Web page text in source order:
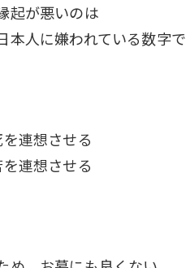
が悪いのは
本人に嫌われている数字で
を連想させる
連想させる